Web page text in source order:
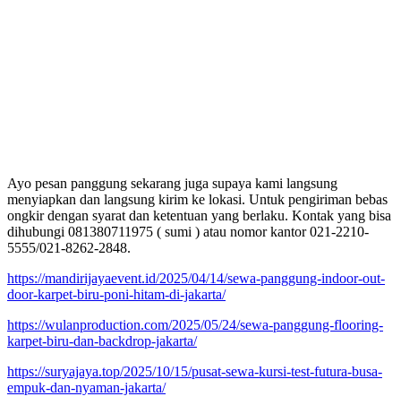
Ayo pesan panggung sekarang juga supaya kami langsung
menyiapkan dan langsung kirim ke lokasi. Untuk pengiriman bebas
ongkir dengan syarat dan ketentuan yang berlaku. Kontak yang bisa
dihubungi 081380711975 ( sumi ) atau nomor kantor 021-2210-
5555/021-8262-2848.
https://mandirijayaevent.id/2025/04/14/sewa-panggung-indoor-out-
door-karpet-biru-poni-hitam-di-jakarta/
https://wulanproduction.com/2025/05/24/sewa-panggung-flooring-
karpet-biru-dan-backdrop-jakarta/
https://suryajaya.top/2025/10/15/pusat-sewa-kursi-test-futura-busa-
empuk-dan-nyaman-jakarta/